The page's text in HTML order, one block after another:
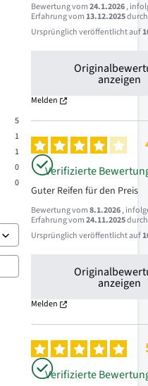
5
1
1
0
0
Bewertung vom24.1.2026,
Erfahrung vom13.12.2025
Ursprünglich veröffentlicht auf
anzeigen
Melden
Verifizierte
Guter Reifen für den Preis
Bewertung vom8.1.2026,
Erfahrung vom24.11.2025
Ursprünglich veröffentlicht auf
anzeigen
Melden
Verifizierte